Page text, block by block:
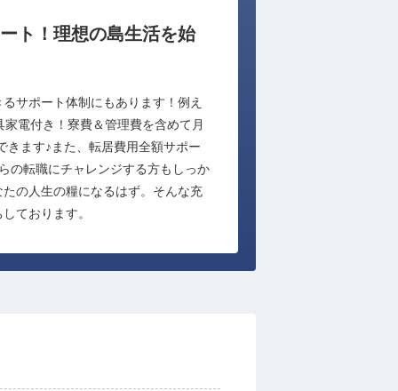
ト！理想の島生活を始
サポート体制にもあります！例え
電付き！寮費＆管理費を含めて月
きます♪また、転居費用全額サポー
の転職にチャレンジする方もしっか
の人生の糧になるはず。そんな充
ております。